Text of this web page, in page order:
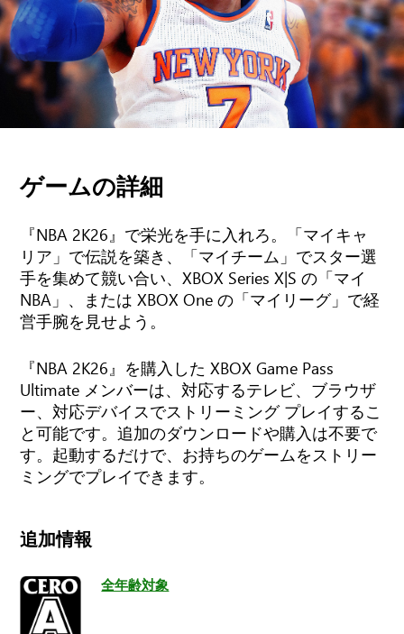
ゲームの詳細
『NBA 2K26』で栄光を手に入れろ。「マイキャ
リア」で伝説を築き、「マイチーム」でスター選
手を集めて競い合い、XBOX Series X|S の「マイ
NBA」、または XBOX One の「マイリーグ」で経
営手腕を見せよう。
『NBA 2K26』を購入した XBOX Game Pass
Ultimate メンバーは、対応するテレビ、ブラウザ
ー、対応デバイスでストリーミング プレイするこ
と可能です。追加のダウンロードや購入は不要で
す。起動するだけで、お持ちのゲームをストリー
ミングでプレイできます。
追加情報
全年齢対象